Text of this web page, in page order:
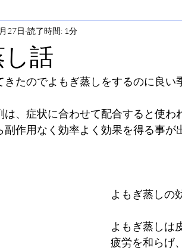
話
27日 読了時間: 1分
たのでよもぎ蒸しをするのに良い
は、症状に合わせて配合すると使
作用なく効率よく効果を得る事が
よもぎ蒸しの
よもぎ蒸しは
疲労を和らげ